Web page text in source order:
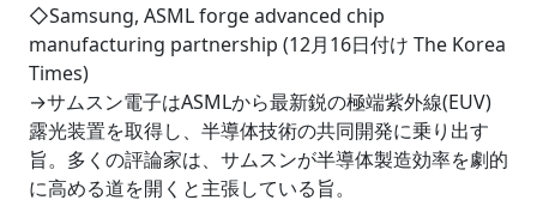
◇Samsung, ASML forge advanced chip
manufacturing partnership (12月16日付け The Korea
Times)
→サムスン電子はASMLから最新鋭の極端紫外線(EUV)
露光装置を取得し、半導体技術の共同開発に乗り出す
旨。多くの評論家は、サムスンが半導体製造効率を劇的
に高める道を開くと主張している旨。